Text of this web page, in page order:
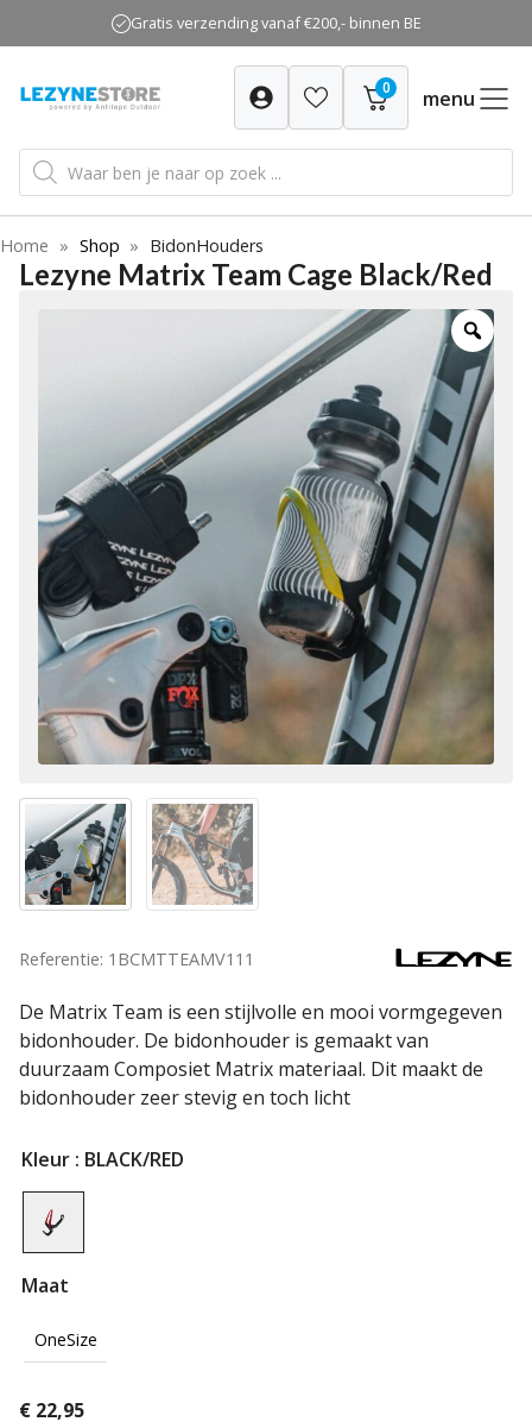
naar
inhoud
Gratis verzending vanaf €200,- binnen BE
0 menu
Producten
zoeken
Home » Shop » BidonHouders
Lezyne Matrix Team Cage Black/Red
Referentie: 1BCMTTEAMV111
De Matrix Team is een stijlvolle en mooi vormgegeven
bidonhouder. De bidonhouder is gemaakt van
duurzaam Composiet Matrix materiaal. Dit maakt de
bidonhouder zeer stevig en toch licht
Kleur : BLACK/RED
Maat
OneSize
€ 22,95